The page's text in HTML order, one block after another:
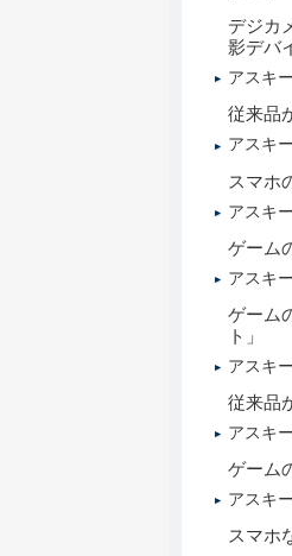
デジカ
影デバ
アスキ
従来品
アスキ
スマホ
アスキ
ゲーム
アスキ
ゲーム
ト」
アスキ
従来品
アスキ
ゲーム
アスキ
スマホ